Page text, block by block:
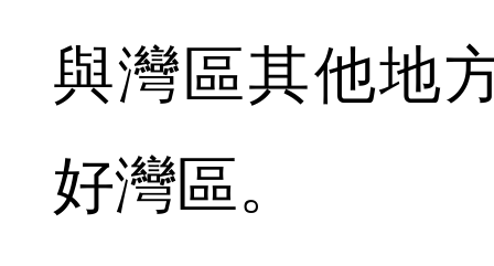
與灣區其他地
好灣區。